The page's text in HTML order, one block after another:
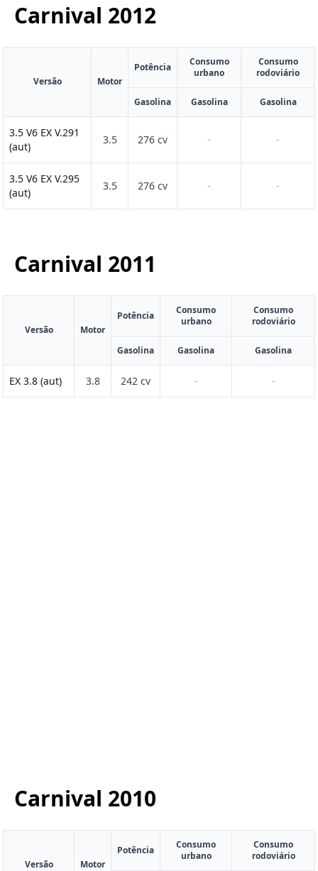
Carnival 2012
Versão Motor
Potência
Consumo
urbano
Consumo
rodoviário
Gasolina Gasolina Gasolina
3.5 V6 EX V.291
(aut)
3.5 276 cv - -
3.5 V6 EX V.295
(aut)
3.5 276 cv - -
Carnival 2011
Versão Motor
Potência
Consumo
urbano
Consumo
rodoviário
Gasolina Gasolina Gasolina
EX 3.8 (aut) 3.8 242 cv - -
Carnival 2010
Versão Motor
Potência
Consumo
urbano
Consumo
rodoviário